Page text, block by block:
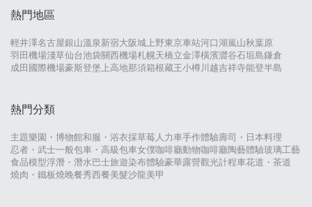
熱門地區
輕井澤名古屋銀山溫泉新宿大阪城 上野東京車站河口湖嵐山秋葉原
羽田機場淺草仙台池袋關西機場札幌天橋立金澤橫濱澀谷石垣島鎌倉
成田國際機場豪斯登堡 上高地那須箱根藏王小樽川越吉祥寺能登半島
熱門分類
主題樂園・博物館和服・浴衣採草莓人力車手作體驗壽司・日本料理
忍者・武士一般包車・高級包車女僕咖啡廳動物咖啡廳陶藝體驗玻璃工藝
食品模型浮潛・潛水巴士旅遊染布體驗豪華露營觀光計程車花道・茶道
燒肉・鐵板燒晚餐秀西餐美髮沙龍美甲